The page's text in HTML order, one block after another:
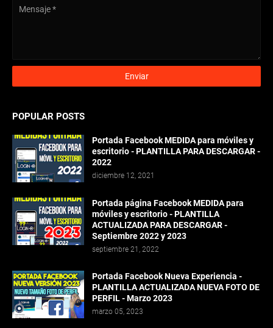
POPULAR POSTS
Portada Facebook MEDIDA para móviles y
escritorio - PLANTILLA PARA DESCARGAR -
2022
diciembre 12, 2021
Portada página Facebook MEDIDA para
móviles y escritorio - PLANTILLA
ACTUALIZADA PARA DESCARGAR -
Septiembre 2022 y 2023
septiembre 21, 2022
Portada Facebook Nueva Experiencia -
PLANTILLA ACTUALIZADA NUEVA FOTO DE
PERFIL - Marzo 2023
marzo 05, 2023